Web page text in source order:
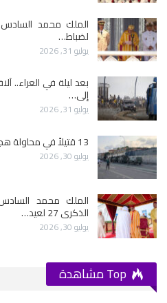
الملك محمد
لضباط…
يوليو 31, 2026
بعد ليلة في العراء..
إلى…
يوليو 31, 2026
13 قتيلاً في محاولة هجرة جماعية نحو سبتة المحتلة
يوليو 30, 2026
الملك محمد
الذكرى 27 لعيد…
يوليو 30, 2026